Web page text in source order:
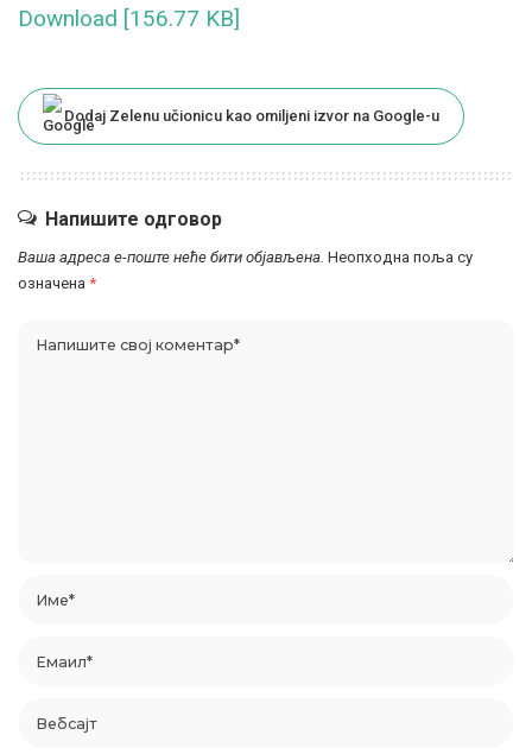
Download [156.77 KB]
Dodaj Zelenu učionicu kao omiljeni izvor na Google-u
Напишите одговор
Ваша адреса е-поште неће бити објављена. Неопходна поља су
означена *